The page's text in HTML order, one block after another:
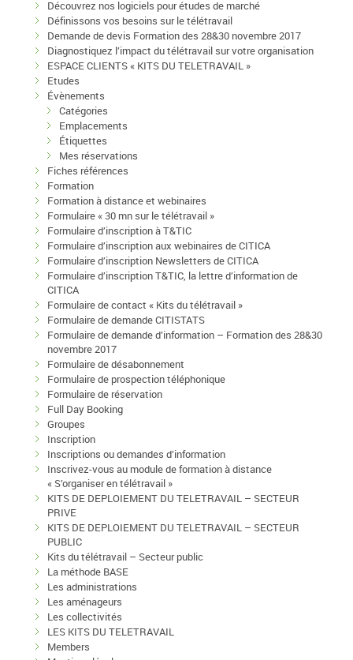
Découvrez nos logiciels pour études de marché
Définissons vos besoins sur le télétravail
Demande de devis Formation des 28&30 novembre 2017
Diagnostiquez l’impact du télétravail sur votre organisation
ESPACE CLIENTS « KITS DU TELETRAVAIL »
Etudes
Évènements
Catégories
Emplacements
Étiquettes
Mes réservations
Fiches références
Formation
Formation à distance et webinaires
Formulaire « 30 mn sur le télétravail »
Formulaire d’inscription à T&TIC
Formulaire d’inscription aux webinaires de CITICA
Formulaire d’inscription Newsletters de CITICA
Formulaire d’inscription T&TIC, la lettre d’information de
CITICA
Formulaire de contact « Kits du télétravail »
Formulaire de demande CITISTATS
Formulaire de demande d’information – Formation des 28&30
novembre 2017
Formulaire de désabonnement
Formulaire de prospection téléphonique
Formulaire de réservation
Full Day Booking
Groupes
Inscription
Inscriptions ou demandes d’information
Inscrivez-vous au module de formation à distance
« S’organiser en télétravail »
KITS DE DEPLOIEMENT DU TELETRAVAIL – SECTEUR
PRIVE
KITS DE DEPLOIEMENT DU TELETRAVAIL – SECTEUR
PUBLIC
Kits du télétravail – Secteur public
La méthode BASE
Les administrations
Les aménageurs
Les collectivités
LES KITS DU TELETRAVAIL
Members